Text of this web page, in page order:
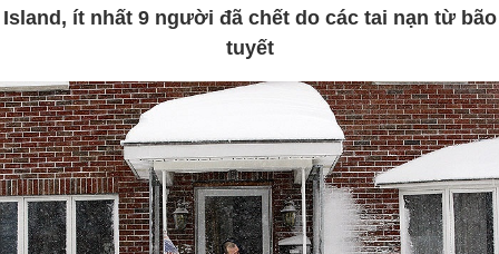
Island, ít nhất 9 người đã chết do các tai nạn từ bão
tuyết